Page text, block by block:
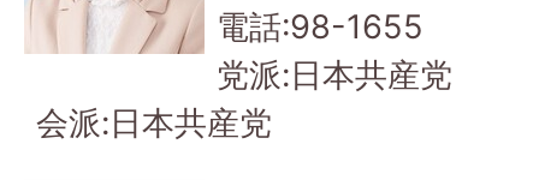
電話:98-1655
党派:日本共産党
会派:日本共産党